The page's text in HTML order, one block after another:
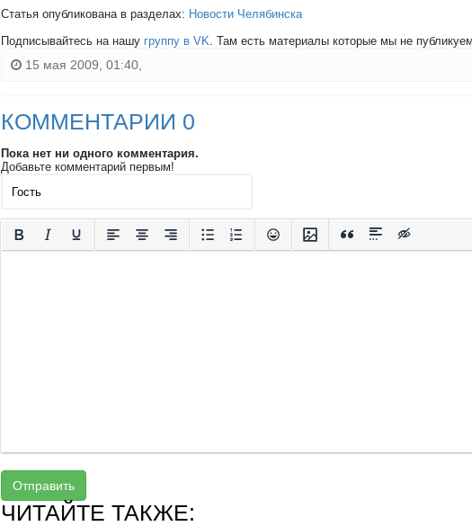
Статья опубликована в разделах: Новости Челябинска
Подписывайтесь на нашу группу в VK. Там есть материалы которые мы не
15 мая 2009, 01:40,
КОММЕНТАРИИ 0
Пока нет ни одного комментария.
Добавьте комментарий первым!
Отправить
ЧИТАЙТЕ ТАКЖЕ: